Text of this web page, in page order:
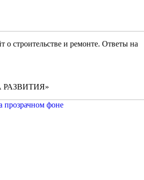
строительстве и ремонте. Ответы на